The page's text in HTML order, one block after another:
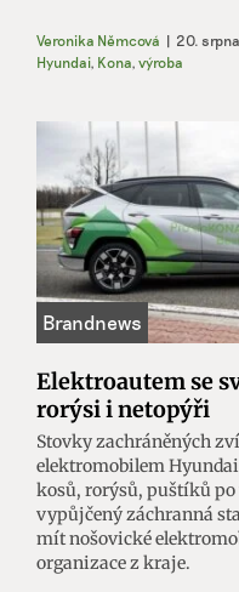
Veronika Němcová | 20.
Hyundai, Kona, výroba
Elektroautem se
rorýsi i netopýři
Stovky zachráněných
elektromobilem
kosů, rorýsů, puštíků po
vypůjčený záchranná
mít nošovické
organizace z kraje.